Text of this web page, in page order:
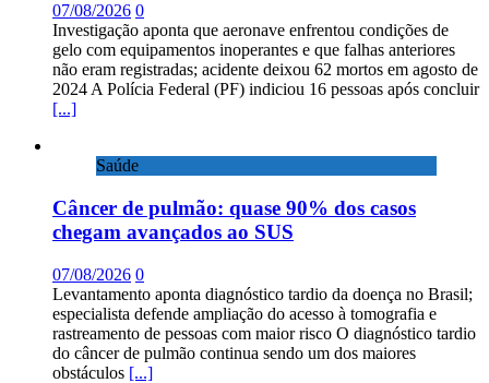
07/08/2026 0
Investigação aponta que aeronave enfrentou condições de
gelo com equipamentos inoperantes e que falhas anteriores
não eram registradas; acidente deixou 62 mortos em agosto de
2024 A Polícia Federal (PF) indiciou 16 pessoas após concluir
[...]
Saúde
Câncer de pulmão: quase 90% dos casos
chegam avançados ao SUS
07/08/2026 0
Levantamento aponta diagnóstico tardio da doença no Brasil;
especialista defende ampliação do acesso à tomografia e
rastreamento de pessoas com maior risco O diagnóstico tardio
do câncer de pulmão continua sendo um dos maiores
obstáculos [...]